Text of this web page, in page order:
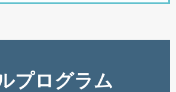
プログラム